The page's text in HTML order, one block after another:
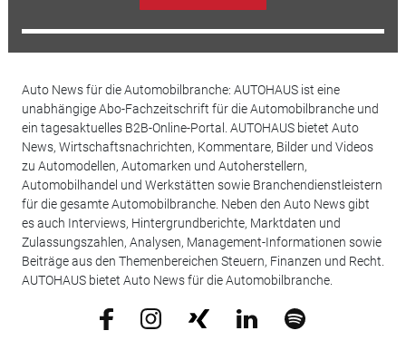
Auto News für die Automobilbranche: AUTOHAUS ist eine
unabhängige Abo-Fachzeitschrift für die Automobilbranche und
ein tagesaktuelles B2B-Online-Portal. AUTOHAUS bietet Auto
News, Wirtschaftsnachrichten, Kommentare, Bilder und Videos
zu Automodellen, Automarken und Autoherstellern,
Automobilhandel und Werkstätten sowie Branchendienstleistern
für die gesamte Automobilbranche. Neben den Auto News gibt
es auch Interviews, Hintergrundberichte, Marktdaten und
Zulassungszahlen, Analysen, Management-Informationen sowie
Beiträge aus den Themenbereichen Steuern, Finanzen und Recht.
AUTOHAUS bietet Auto News für die Automobilbranche.